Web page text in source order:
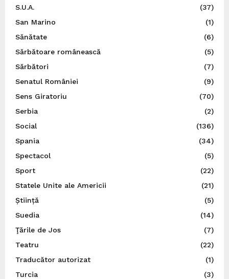
S.U.A.
(37)
San Marino
(1)
Sănătate
(6)
Sărbătoare românească
(5)
Sărbători
(7)
Senatul României
(9)
Sens Giratoriu
(70)
Serbia
(2)
Social
(136)
Spania
(34)
Spectacol
(5)
Sport
(22)
Statele Unite ale Americii
(21)
Știință
(5)
Suedia
(14)
Ţările de Jos
(7)
Teatru
(22)
Traducător autorizat
(1)
Turcia
(3)